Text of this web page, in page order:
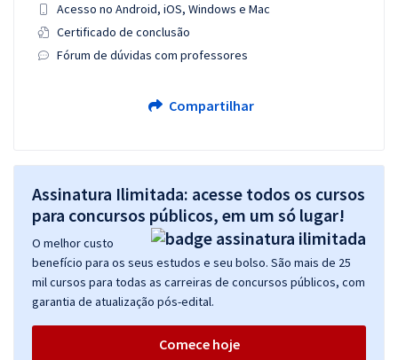
Acesso no Android, iOS, Windows e Mac
Certificado de conclusão
Fórum de dúvidas com professores
Compartilhar
Assinatura Ilimitada: acesse todos os cursos
para concursos públicos, em um só lugar!
O melhor custo
benefício para os seus estudos e seu bolso. São mais de 25
mil cursos para todas as carreiras de concursos públicos, com
garantia de atualização pós-edital.
Comece hoje